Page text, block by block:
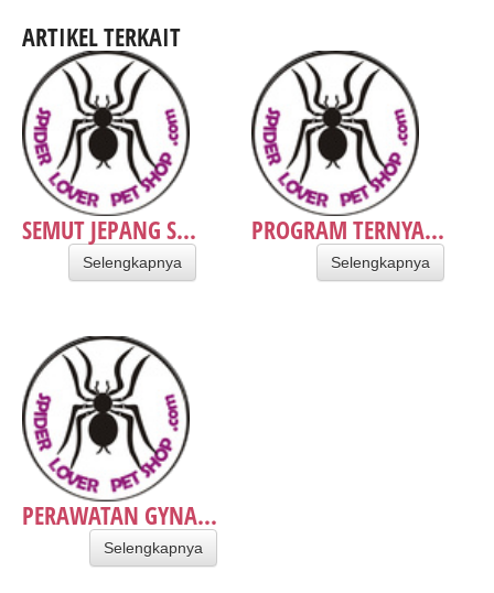
ARTIKEL TERKAIT
SEMUT JEPANG S...
Selengkapnya
PROGRAM TERNYA...
Selengkapnya
PERAWATAN GYNA...
Selengkapnya